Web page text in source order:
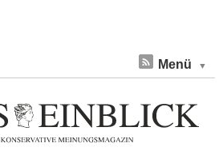
Menü